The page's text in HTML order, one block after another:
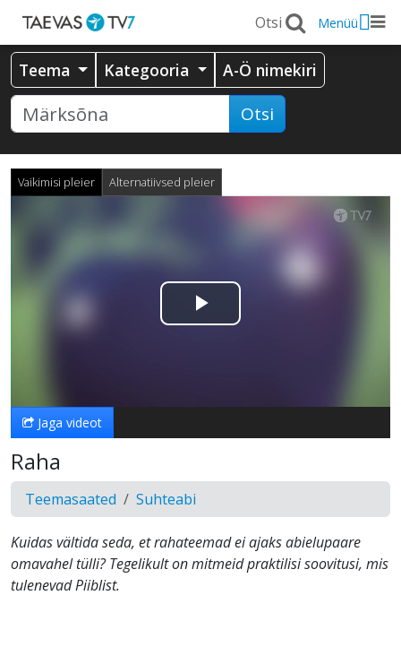
Menüü
Teema Kategooria A-Ö nimekiri
Otsi
Vaikimisi pleier Alternatiivsed pleier
Esita
Jaga videot
Raha
Teemasaated Suhteabi
Kuidas vältida seda, et rahateemad ei ajaks abielupaare
omavahel tülli? Tegelikult on mitmeid praktilisi soovitusi, mis
tulenevad Piiblist.